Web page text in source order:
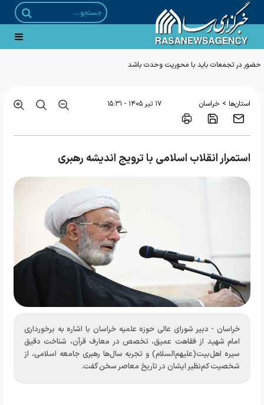
حضور در تجمعات باید با محوریت وحدت باشد
استان‌ها > خراسان ۱۷ تير ۱۴۰۵ - ۱۵:۳۱
استمرار انقلاب اسلامی با ترویج اندیشه رهبری
خراسان - دبیر شورای عالی حوزه علمیه خراسان با اشاره به برخورداری
امام شهید از فقاهت عمیق، تخصص در معارف قرآن، شناخت دقیق
سیره اهل‌بیت(علیهم‌السلام) و تجربه سال‌ها رهبری جامعه اسلامی، از
شخصیت کم‌نظیر ایشان در تاریخ معاصر سخن گفت.